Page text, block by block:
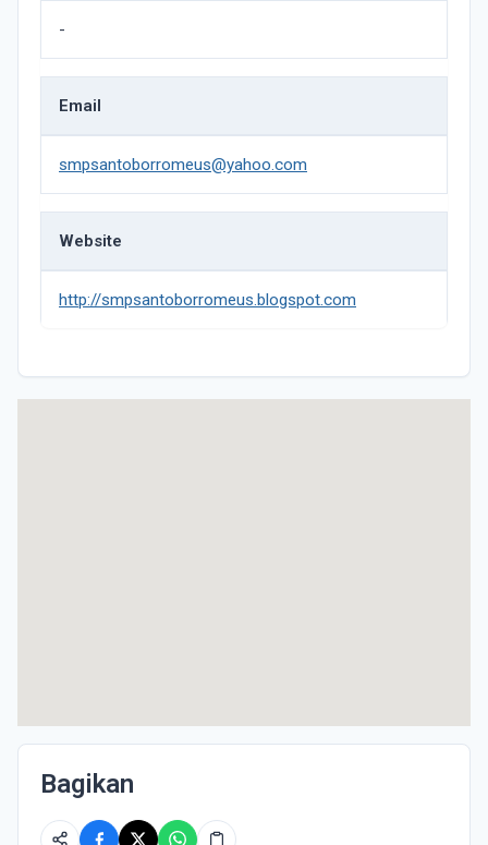
-
Email
smpsantoborromeus@yahoo.com
Website
http://smpsantoborromeus.blogspot.com
Bagikan